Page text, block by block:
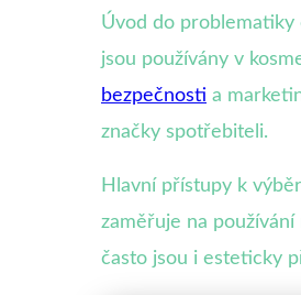
Úvod do problematiky
jsou používány v
bezpečnosti a
značky spotřebiteli.
Hlavní přístupy k
zaměřuje na
často jsou i esteticky